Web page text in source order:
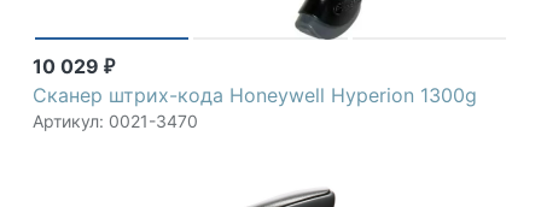
10 029 ₽
Сканер штрих-кода Honeywell Hyperion 1300g
Артикул: 0021-3470